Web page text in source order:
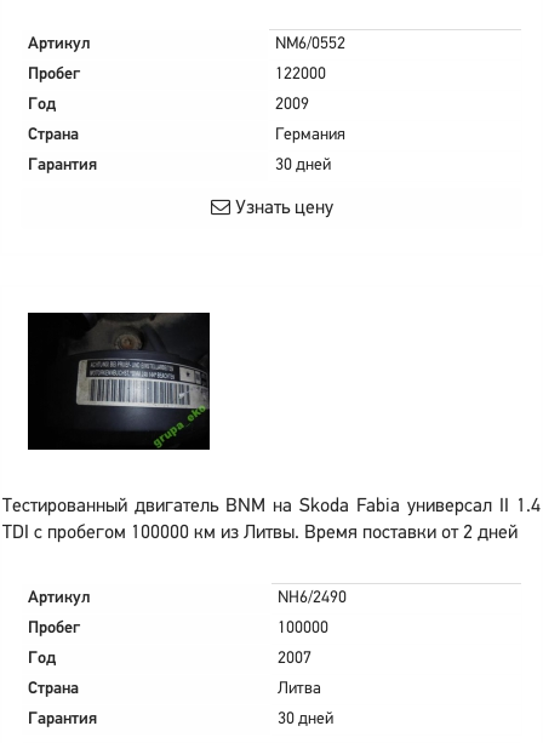
Артикул
NM6/0552
Пробег
122000
Год
2009
Страна
Германия
Гарантия
30 дней
Узнать цену
Тестированный двигатель BNM на Skoda Fabia универсал II 1.4
TDI с пробегом 100000 км из Литвы. Время поставки от 2 дней
Артикул
NH6/2490
Пробег
100000
Год
2007
Страна
Литва
Гарантия
30 дней